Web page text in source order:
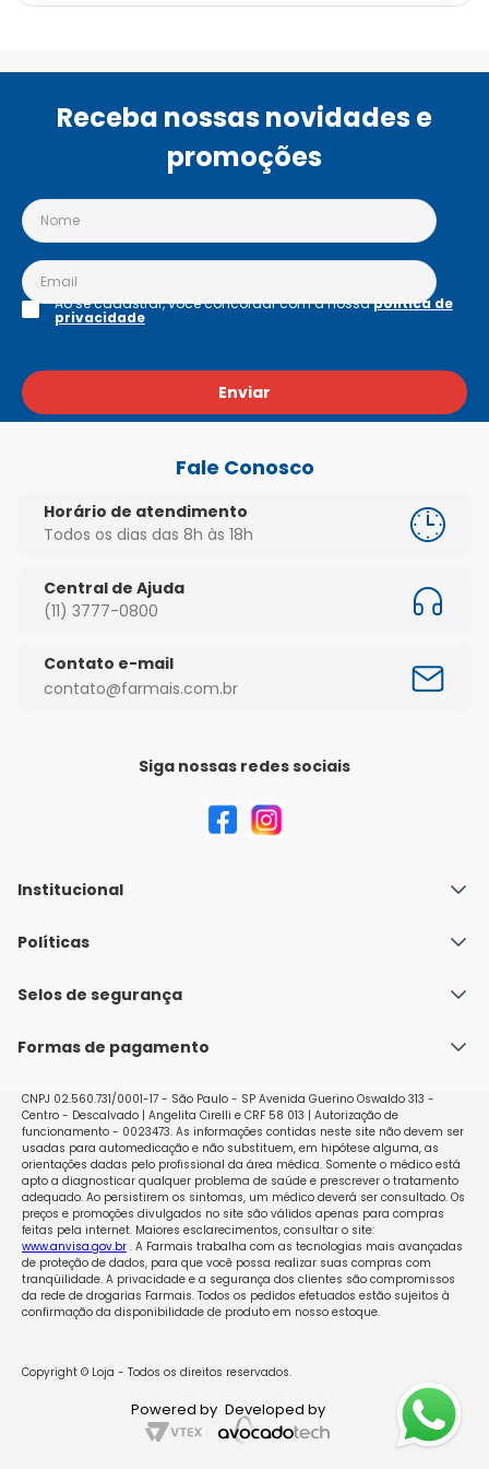
Receba nossas novidades e
promoções
Enviar
Ao se cadastrar, você concordar com a nossapolítica de
privacidade
Fale Conosco
Horário de atendimento
Todos os dias das 8h às 18h
Central de Ajuda
(11) 3777-0800
Contato e-mail
contato@farmais.com.br
Siga nossas redes sociais
Institucional
Quem Somos
Nossas lojas
Políticas
Política de Envio
Políticas de Trocas e Devoluções
Selos de segurança
Formas de pagamento
CNPJ 02.560.731/0001-17 - São Paulo - SP Avenida Guerino Oswaldo 313 -
Centro - Descalvado | Angelita Cirelli e CRF 58 013 | Autorização de
funcionamento - 0023473. As informações contidas neste site não devem ser
usadas para automedicação e não substituem, em hipótese alguma, as
orientações dadas pelo profissional da área médica. Somente o médico está
apto a diagnosticar qualquer problema de saúde e prescrever o tratamento
adequado. Ao persistirem os sintomas, um médico deverá ser consultado. Os
preços e promoções divulgados no site são válidos apenas para compras
feitas pela internet. Maiores esclarecimentos, consultar o site:
www.anvisa.gov.br. A Farmais trabalha com as tecnologias mais avançadas
de proteção de dados, para que você possa realizar suas compras com
tranqüilidade. A privacidade e a segurança dos clientes são compromissos
da rede de drogarias Farmais. Todos os pedidos efetuados estão sujeitos à
confirmação da disponibilidade de produto em nosso estoque.
Copyright © Loja - Todos os direitos reservados.
Powered by Developed by